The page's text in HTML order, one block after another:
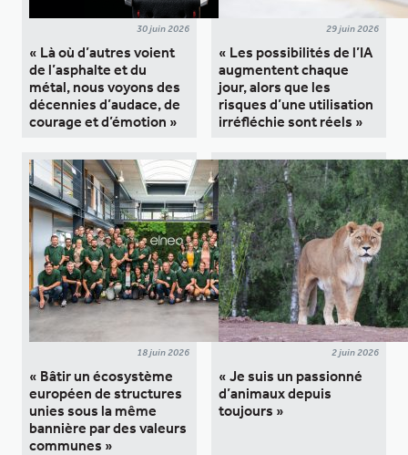
30 juin 2026
« Là où d’autres voient
de l’asphalte et du
métal, nous voyons des
décennies d’audace, de
courage et d’émotion »
29 juin 2026
« Les possibilités de l’IA
augmentent chaque
jour, alors que les
risques d’une utilisation
irréfléchie sont réels »
18 juin 2026
« Bâtir un écosystème
européen de structures
unies sous la même
bannière par des valeurs
communes »
2 juin 2026
« Je suis un passionné
d’animaux depuis
toujours »